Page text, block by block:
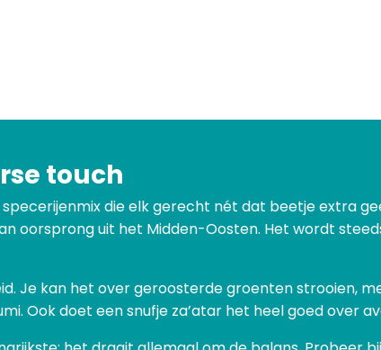
touch
die elk gerecht nét dat beetje extra
oorsprong uit het Midden-Oosten. Het wordt
Je kan het over geroosterde groenten strooien,
Ook doet een snufje za’atar het heel goed over